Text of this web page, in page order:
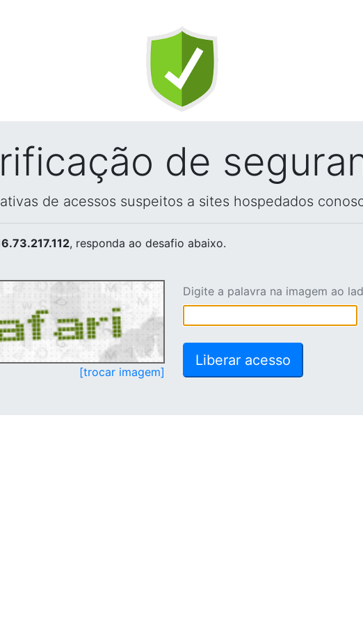
de
de acessos suspeitos a sites hospedados
, responda ao desafio abaixo.
[trocar imagem]
Digite a palavra na imagem ao